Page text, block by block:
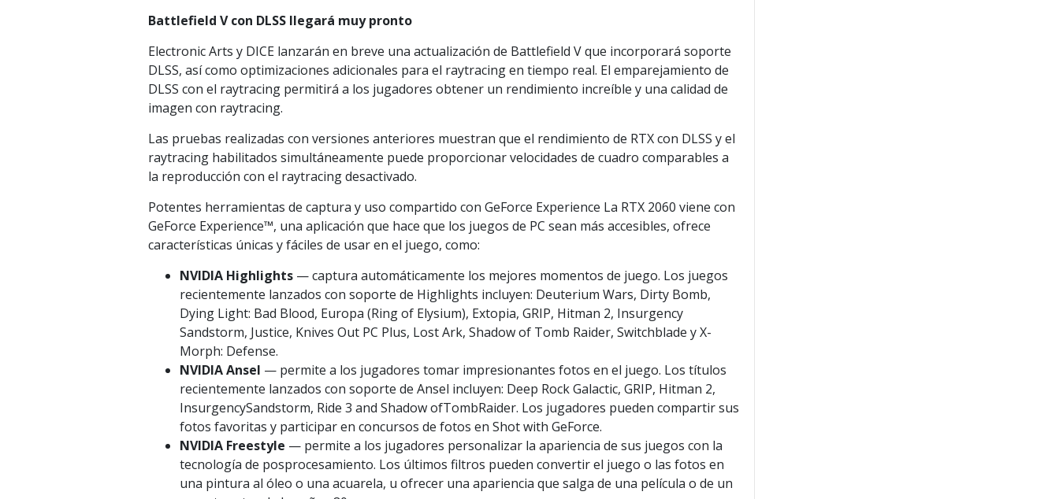
Battlefield V con DLSS llegará muy pronto
Electronic Arts y DICE lanzarán en breve una actualización de Battlefield V que incorporará soporte
DLSS, así como optimizaciones adicionales para el raytracing en tiempo real. El emparejamiento de
DLSS con el raytracing permitirá a los jugadores obtener un rendimiento increíble y una calidad de
imagen con raytracing.
Las pruebas realizadas con versiones anteriores muestran que el rendimiento de RTX con DLSS y el
raytracing habilitados simultáneamente puede proporcionar velocidades de cuadro comparables a
la reproducción con el raytracing desactivado.
Potentes herramientas de captura y uso compartido con GeForce Experience La RTX 2060 viene con
GeForce Experience™, una aplicación que hace que los juegos de PC sean más accesibles, ofrece
características únicas y fáciles de usar en el juego, como:
NVIDIA Highlights — captura automáticamente los mejores momentos de juego. Los juegos
recientemente lanzados con soporte de Highlights incluyen: Deuterium Wars, Dirty Bomb,
Dying Light: Bad Blood, Europa (Ring of Elysium), Extopia, GRIP, Hitman 2, Insurgency
Sandstorm, Justice, Knives Out PC Plus, Lost Ark, Shadow of Tomb Raider, Switchblade y X-
Morph: Defense.
NVIDIA Ansel — permite a los jugadores tomar impresionantes fotos en el juego. Los títulos
recientemente lanzados con soporte de Ansel incluyen: Deep Rock Galactic, GRIP, Hitman 2,
InsurgencySandstorm, Ride 3 and Shadow ofTombRaider. Los jugadores pueden compartir sus
fotos favoritas y participar en concursos de fotos en Shot with GeForce.
NVIDIA Freestyle — permite a los jugadores personalizar la apariencia de sus juegos con la
tecnología de posprocesamiento. Los últimos filtros pueden convertir el juego o las fotos en
una pintura al óleo o una acuarela, u ofrecer una apariencia que salga de una película o de un